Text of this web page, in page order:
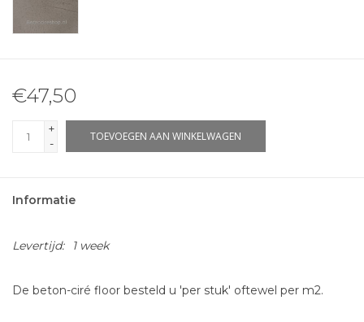
€47,50
+
-
TOEVOEGEN AAN WINKELWAGEN
Informatie
Levertijd: 1 week
De beton-ciré floor besteld u 'per stuk' oftewel per m2.